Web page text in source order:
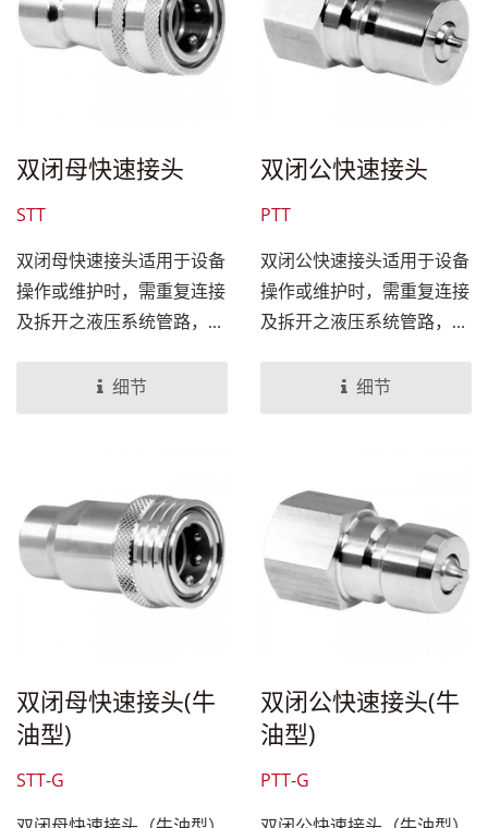
双闭母快速接头
STT
双闭母快速接头适用于设备
操作或维护时，需重复连接
及拆开之液压系统管路，可
设计上搭配双闭公快速接头
组合，即可达到管路连接或
细节
双闭公快速接头
PTT
双闭公快速接头适用于设备
操作或维护时，需重复连接
及拆开之液压系统管路，可
设计上搭配双闭母快速接头
组合，即可达到管路连接或
细节
双闭母快速接头(牛
油型)
STT-G
双闭公快速接头(牛
油型)
PTT-G